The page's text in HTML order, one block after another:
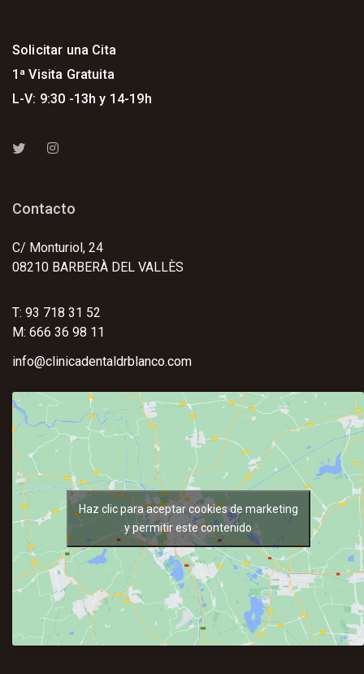
Solicitar una Cita
1ª Visita Gratuita
L-V: 9:30 -13h y 14-19h
Contacto
C/ Monturiol, 24
08210 BARBERÀ DEL VALLÈS
T: 93 718 31 52
M: 666 36 98 11
info@clinicadentaldrblanco.com
Haz clic para aceptar cookies de marketing
y permitir este contenido